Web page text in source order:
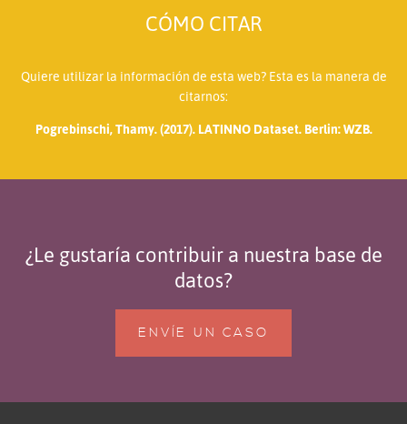
CÓMO CITAR
Quiere utilizar la información de esta web? Esta es la manera de
citarnos:
Pogrebinschi, Thamy. (2017). LATINNO Dataset. Berlin: WZB.
¿Le gustaría contribuir a nuestra base de
datos?
ENVÍE UN CASO